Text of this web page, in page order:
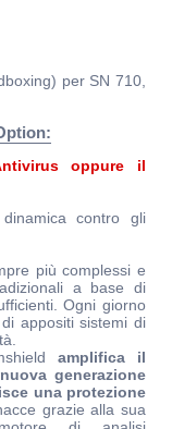
per SN 710,
oppure il
contro gli
più complessi e
a base di
Ogni giorno
appositi sistemi di
amplifica il
generazione
una protezione
grazie alla sua